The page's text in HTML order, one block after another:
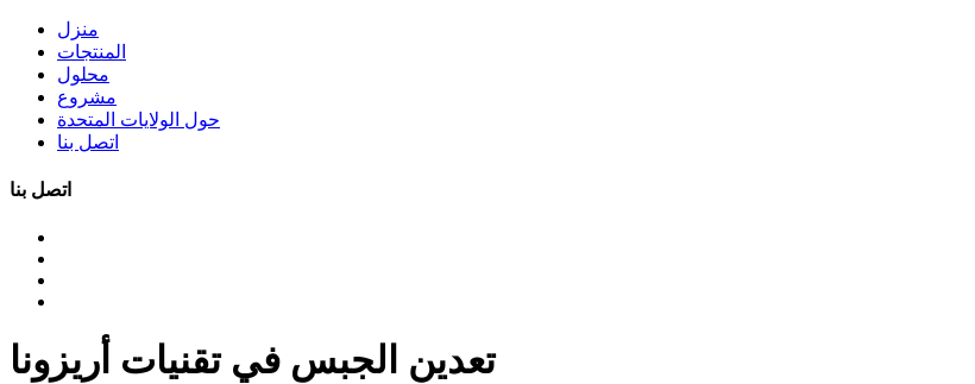
منزل
المنتجات
محلول
مشروع
حول الولايات المتحدة
اتصل بنا
اتصل بنا
تعدين الجبس في تقنيات أريزونا